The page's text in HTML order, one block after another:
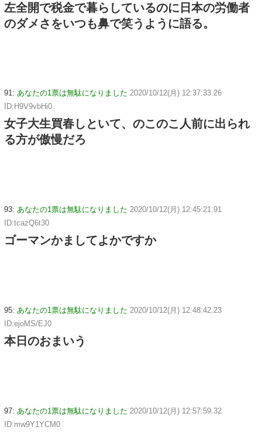
左全開で税金で暮らしているのに日本の労働者
のダメさをいつも鼻で笑うように語る。
91: あなたの1票は無駄になりました 2020/10/12(月) 12:37:33.26
ID:H9V9vbHi0
女子大生買春しといて、のこのこ人前に出られ
る方が傲慢だろ
93: あなたの1票は無駄になりました 2020/10/12(月) 12:45:21.91
ID:tcazQ6t30
ゴーマンかましてよかですか
95: あなたの1票は無駄になりました 2020/10/12(月) 12:48:42.23
ID:ejoMS/EJ0
本日のおまいう
97: あなたの1票は無駄になりました 2020/10/12(月) 12:57:59.32
ID:mw9Y1YCM0